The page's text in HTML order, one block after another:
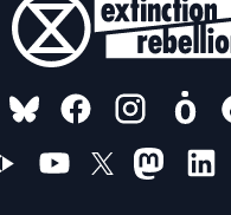
FOLLOW US ON